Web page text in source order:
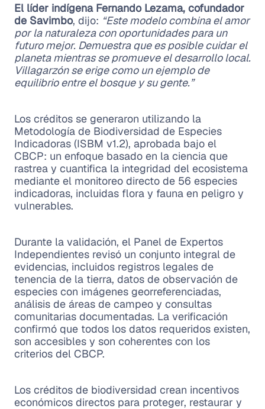
El líder indígena Fernando Lezama, cofundador
de Savimbo, dijo: “Este modelo combina el amor
por la naturaleza con oportunidades para un
futuro mejor. Demuestra que es posible cuidar el
planeta mientras se promueve el desarrollo local.
Villagarzón se erige como un ejemplo de
equilibrio entre el bosque y su gente.”
Los créditos se generaron utilizando la
Metodología de Biodiversidad de Especies
Indicadoras (ISBM v1.2), aprobada bajo el
CBCP: un enfoque basado en la ciencia que
rastrea y cuantifica la integridad del ecosistema
mediante el monitoreo directo de 56 especies
indicadoras, incluidas flora y fauna en peligro y
vulnerables.
Durante la validación, el Panel de Expertos
Independientes revisó un conjunto integral de
evidencias, incluidos registros legales de
tenencia de la tierra, datos de observación de
especies con imágenes georreferenciadas,
análisis de áreas de campeo y consultas
comunitarias documentadas. La verificación
confirmó que todos los datos requeridos existen,
son accesibles y son coherentes con los
criterios del CBCP.
Los créditos de biodiversidad crean incentivos
económicos directos para proteger, restaurar y